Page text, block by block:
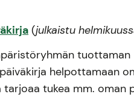
(julkaistu
tuottaman
helpottamaan
tarjoaa tukea mm. oman